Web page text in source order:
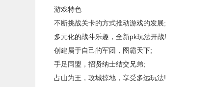
游戏特色
不断挑战关卡的方式推动游戏的发展;
多元化的战斗乐趣，全新pk玩法开战!
创建属于自己的军团，图霸天下;
手足同盟，招贤纳士结交兄弟;
占山为王，攻城掠地，享受多远玩法!